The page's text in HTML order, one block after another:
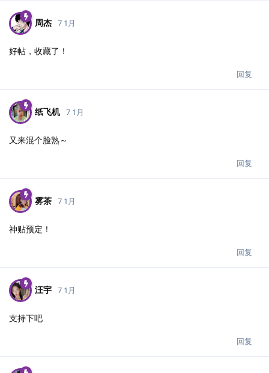
周杰 7 1月
好帖，收藏了！
回复
纸飞机 7 1月
又来混个脸熟～
回复
雾茶 7 1月
神贴预定！
回复
汪宇 7 1月
支持下吧
回复